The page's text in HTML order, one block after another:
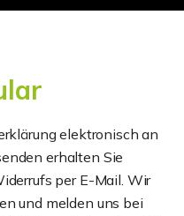
elektronisch an
erhalten Sie
per E-Mail. Wir
und melden uns bei